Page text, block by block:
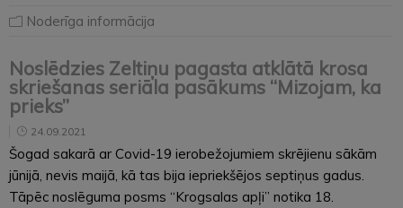
Noderīga informācija
Noslēdzies Zeltiņu pagasta atklātā krosa
skriešanas seriāla pasākums “Mizojam, ka
prieks”
24.09.2021
Šogad sakarā ar Covid-19 ierobežojumiem skrējienu sākām
jūnijā, nevis maijā, kā tas bija iepriekšējos septiņus gadus.
Tāpēc noslēguma posms “Krogsalas apļi” notika 18.